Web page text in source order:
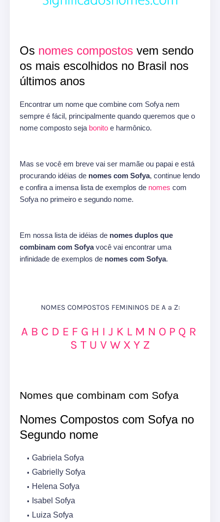
Os nomes compostos vem sendo
os mais escolhidos no Brasil nos
últimos anos
Encontrar um nome que combine com Sofya nem
sempre é fácil, principalmente quando queremos que o
nome composto seja bonito e harmônico.
Mas se você em breve vai ser mamãe ou papai e está
procurando idéias de nomes com Sofya, continue lendo
e confira a imensa lista de exemplos de nomes com
Sofya no primeiro e segundo nome.
Em nossa lista de idéias de nomes duplos que
combinam com Sofyavocê vai encontrar uma
infinidade de exemplos de nomes com Sofya.
NOMES COMPOSTOS FEMININOS DE A a Z:
A B C D E F G H I J K L M N O P Q R
S T U V W X Y Z
Nomes que combinam com Sofya
Nomes Compostos com Sofya no
Segundo nome
Gabriela Sofya
Gabrielly Sofya
Helena Sofya
Isabel Sofya
Luiza Sofya